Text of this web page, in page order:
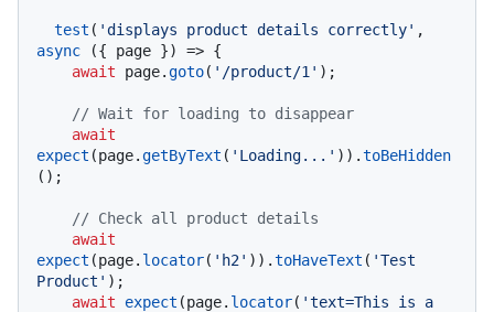
test ( 'displays product details correctly'
async ({ page }) => {
await page.goto( '/product/1' );
// Wait for loading to disappear
await
expect (page.getByText ( 'Loading...' )).toBeHidden
();
// Check all product details
await
expect (page. locator( 'h2' )).toHaveText ( 'Test
Product' );
await
expect (page. locator( 'text=This is a